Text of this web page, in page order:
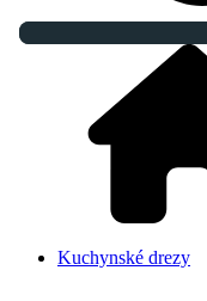
Kuchynské drezy